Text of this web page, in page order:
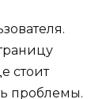
стоит
проблемы.